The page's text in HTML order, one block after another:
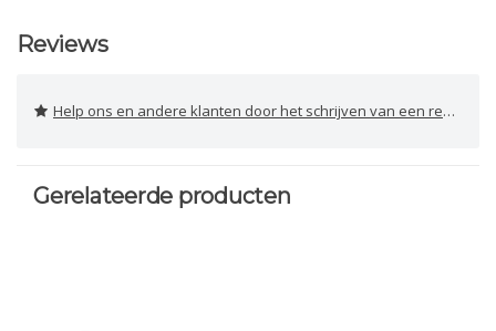
Reviews
Help ons en andere klanten door het schrijven van een review
Gerelateerde producten